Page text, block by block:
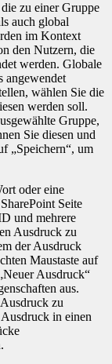
zu einer Gruppe
auch global
im Kontext
den Nutzern, die
werden. Globale
angewendet
wählen Sie die
werden soll.
Gruppe,
Sie diesen und
„Speichern“, um
oder eine
Seite
und mehrere
Ausdruck zu
der Ausdruck
Maustaste auf
Ausdruck“
aus.
zu
in einen